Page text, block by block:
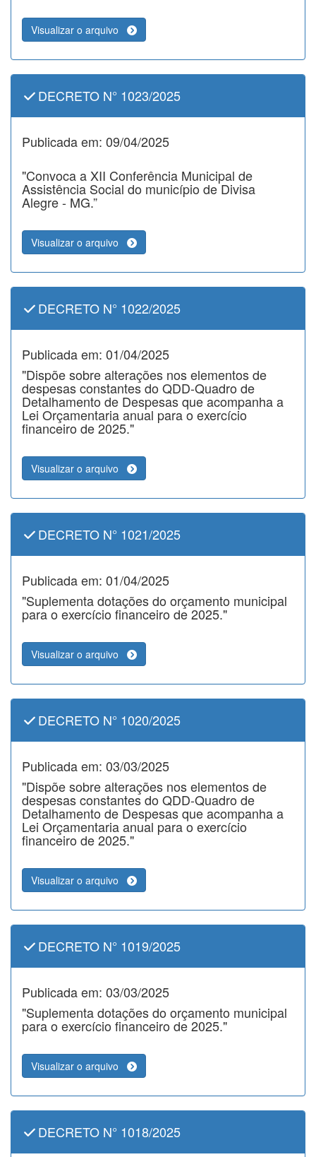
Visualizar o arquivo
DECRETO N° 1023/2025
Publicada em: 09/04/2025
"Convoca a XII Conferência Municipal de
Assistência Social do município de Divisa
Alegre - MG.”
Visualizar o arquivo
DECRETO N° 1022/2025
Publicada em: 01/04/2025
"Dispõe sobre alterações nos elementos de
despesas constantes do QDD-Quadro de
Detalhamento de Despesas que acompanha a
Lei Orçamentaria anual para o exercício
financeiro de 2025."
Visualizar o arquivo
DECRETO N° 1021/2025
Publicada em: 01/04/2025
"Suplementa dotações do orçamento municipal
para o exercício financeiro de 2025."
Visualizar o arquivo
DECRETO N° 1020/2025
Publicada em: 03/03/2025
"Dispõe sobre alterações nos elementos de
despesas constantes do QDD-Quadro de
Detalhamento de Despesas que acompanha a
Lei Orçamentaria anual para o exercício
financeiro de 2025."
Visualizar o arquivo
DECRETO N° 1019/2025
Publicada em: 03/03/2025
"Suplementa dotações do orçamento municipal
para o exercício financeiro de 2025."
Visualizar o arquivo
DECRETO N° 1018/2025